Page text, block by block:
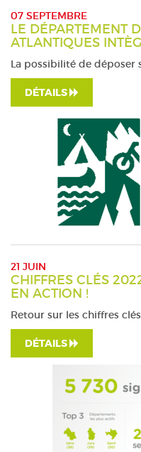
07 SEPTEMBRE
LE DÉPARTEMENT
ATLANTIQUES
La possibilité de déposer
DÉTAILS
21 JUIN
CHIFFRES CLÉS
EN ACTION !
Retour sur les chiffres
DÉTAILS